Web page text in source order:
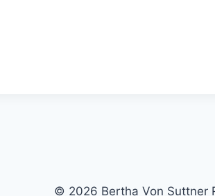
© 2026 Bertha Von Suttner